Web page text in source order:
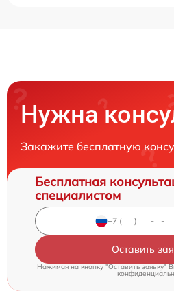
Нужна
Закажите бесплатную
Бесплатная
специалистом
Оставить
Нажимая на кнопку "Оставить заявку"